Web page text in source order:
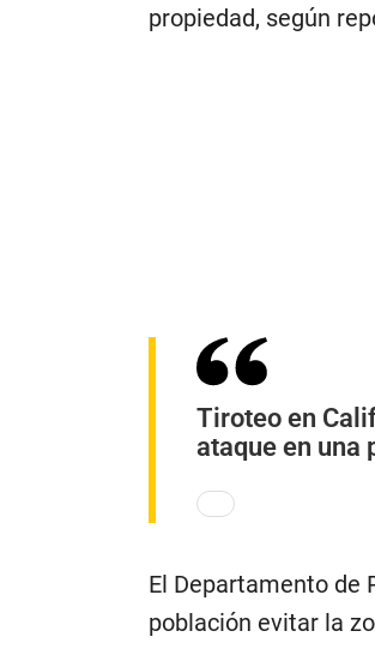
propiedad, según
Tiroteo en
ataque en una
El Departamento de
población evitar la